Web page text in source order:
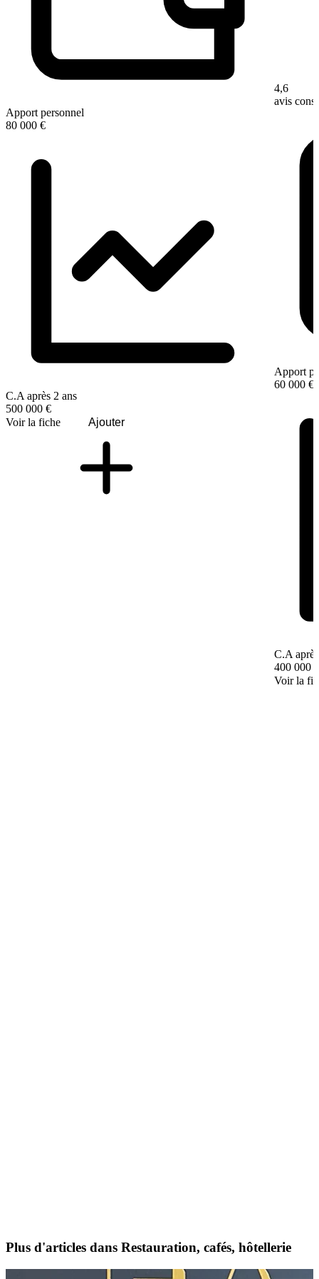
Apport personnel
80 000 €
C.A après 2 ans
500 000 €
Voir la fiche
Ajouter
4,6
avis
Apport
60 000 €
C.A
400 000 €
Voir la
Plus d'articles dans Restauration, cafés, hôtellerie